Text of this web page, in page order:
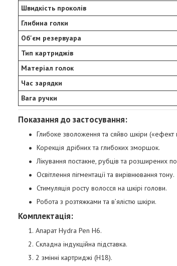
Швидкість проколів
Глибина голки
Об'єм резервуара
Тип картриджів
Матеріал голок
Час зарядки
Вага ручки
Показання до застосування:
Глибоке зволоження та сяйво шкіри («ефект
Корекція дрібних та глибоких зморшок.
Лікування постакне, рубців та розширених
Освітлення пігментації та вирівнювання тону.
Стимуляція росту волосся на шкірі голови.
Робота з розтяжками та в’ялістю шкіри.
Комплектація:
Апарат Hydra Pen H6.
Складна індукційна підставка.
2 змінні картриджі (H18).